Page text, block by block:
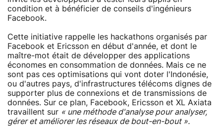
condition et à bénéficier de conseils d'ingénieurs
Facebook.
Cette initiative rappelle les hackathons organisés par
Facebook et Ericsson en début d'année, et dont le
maître-mot était de développer des applications
économes en consommation de données. Mais ce ne
sont pas ces optimisations qui vont doter l'Indonésie,
ou d'autres pays, d'infrastructures télécoms dignes de
supporter plus de connexions et de transmissions de
données. Sur ce plan, Facebook, Ericsson et XL Axiata
travaillent sur « une méthode d'analyse pour analyser,
gérer et améliorer les réseaux de bout-en-bout ».